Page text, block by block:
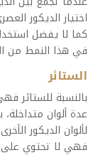
اختيار الديكور
كما لا يفضل
في هذا النمط من
الستائر
بالنسبة للستائر
عدة ألوان
لألوان الديكور
فهي لا تحتوي